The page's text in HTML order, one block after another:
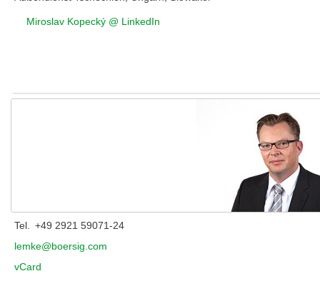
Miroslav Kopecký @ LinkedIn
Tel.
+49 2921 59071-24
lemke@boersig.com
vCard